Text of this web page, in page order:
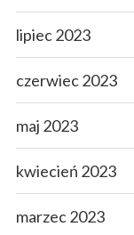
lipiec 2023
czerwiec 2023
maj 2023
kwiecień 2023
marzec 2023